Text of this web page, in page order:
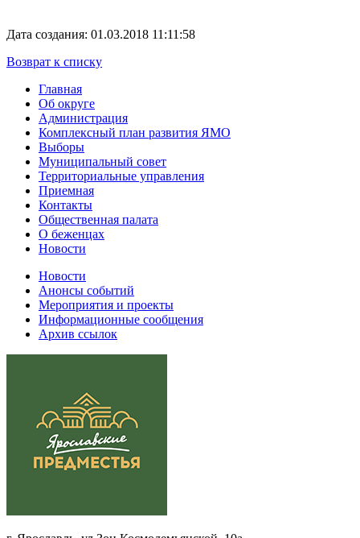
Дата создания: 01.03.2018 11:11:58
Возврат к списку
Главная
Об округе
Администрация
Комплексный план развития ЯМО
Выборы
Муниципальный совет
Территориальные управления
Приемная
Контакты
Общественная палата
О беженцах
Новости
Новости
Анонсы событий
Мероприятия и проекты
Информационные сообщения
Архив ссылок